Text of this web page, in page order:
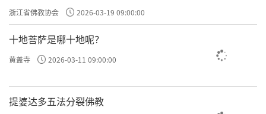
浙江省佛教协会 2026-03-19 09:00:00
十地菩萨是哪十地呢？
黄盖寺 2026-03-11 09:00:00
提婆达多五法分裂佛教